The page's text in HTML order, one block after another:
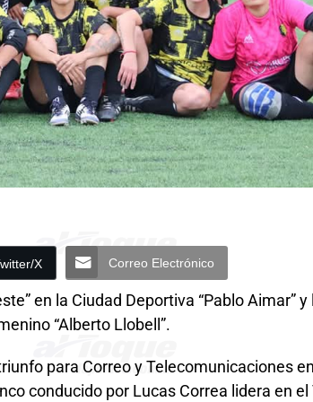
X Correo Electrónico
en la Ciudad Deportiva “Pablo Aimar” y
“Alberto Llobell”.
para Correo y Telecomunicaciones
conducido por Lucas Correa lidera en el